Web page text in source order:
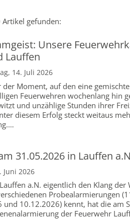
gefunden:
Unsere
Lauffen
14. Juli 2026
der Moment, auf den eine
Feuerwehren wochenlang hin
und unzählige Stunden ihrer
diesem Erfolg steckt weitaus
31.05.2026 in Lauffen
Juni 2026
a.N. eigentlich den Klang der
Probealarmierungen
und 10.12.2026) kennt, hat die am
der Feuerwehr